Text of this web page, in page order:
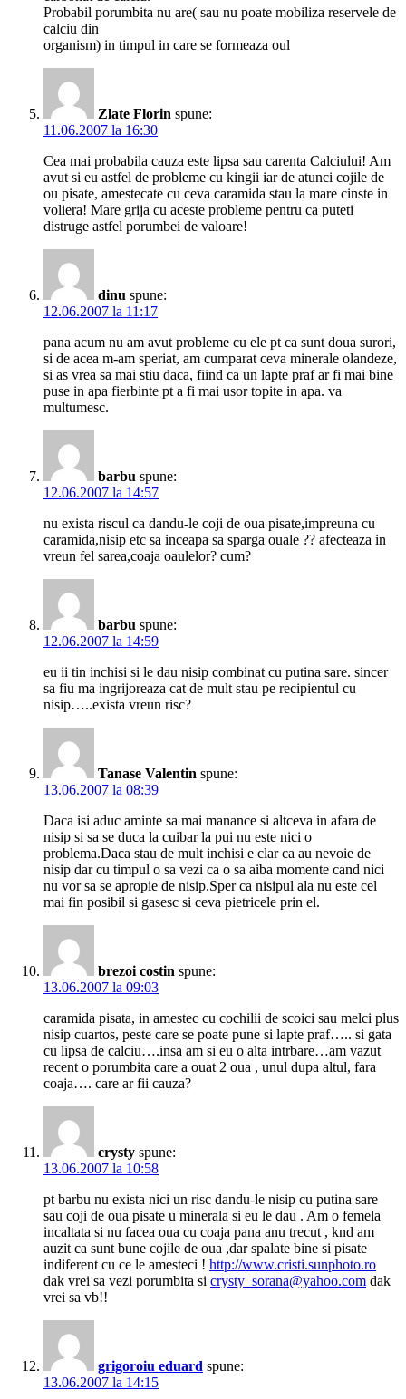
Probabil porumbita nu are( sau nu poate mobiliza reservele de
calciu din
organism) in timpul in care se formeaza oul
Zlate Florin spune:
11.06.2007 la 16:30
Cea mai probabila cauza este lipsa sau carenta Calciului! Am
avut si eu astfel de probleme cu kingii iar de atunci cojile de
ou pisate, amestecate cu ceva caramida stau la mare cinste in
voliera! Mare grija cu aceste probleme pentru ca puteti
distruge astfel porumbei de valoare!
dinu spune:
12.06.2007 la 11:17
pana acum nu am avut probleme cu ele pt ca sunt doua surori,
si de acea m-am speriat, am cumparat ceva minerale olandeze,
si as vrea sa mai stiu daca, fiind ca un lapte praf ar fi mai bine
puse in apa fierbinte pt a fi mai usor topite in apa. va
multumesc.
barbu spune:
12.06.2007 la 14:57
nu exista riscul ca dandu-le coji de oua pisate,impreuna cu
caramida,nisip etc sa inceapa sa sparga ouale ?? afecteaza in
vreun fel sarea,coaja oaulelor? cum?
barbu spune:
12.06.2007 la 14:59
eu ii tin inchisi si le dau nisip combinat cu putina sare. sincer
sa fiu ma ingrijoreaza cat de mult stau pe recipientul cu
nisip…..exista vreun risc?
Tanase Valentin spune:
13.06.2007 la 08:39
Daca isi aduc aminte sa mai manance si altceva in afara de
nisip si sa se duca la cuibar la pui nu este nici o
problema.Daca stau de mult inchisi e clar ca au nevoie de
nisip dar cu timpul o sa vezi ca o sa aiba momente cand nici
nu vor sa se apropie de nisip.Sper ca nisipul ala nu este cel
mai fin posibil si gasesc si ceva pietricele prin el.
brezoi costin spune:
13.06.2007 la 09:03
caramida pisata, in amestec cu cochilii de scoici sau melci plus
nisip cuartos, peste care se poate pune si lapte praf….. si gata
cu lipsa de calciu….insa am si eu o alta intrbare…am vazut
recent o porumbita care a ouat 2 oua , unul dupa altul, fara
coaja…. care ar fii cauza?
crysty spune:
13.06.2007 la 10:58
pt barbu nu exista nici un risc dandu-le nisip cu putina sare
sau coji de oua pisate u minerala si eu le dau . Am o femela
incaltata si nu facea oua cu coaja pana anu trecut , knd am
auzit ca sunt bune cojile de oua ,dar spalate bine si pisate
indiferent cu ce le amesteci ! http://www.cristi.sunphoto.ro
dak vrei sa vezi porumbita si crysty_sorana@yahoo.com dak
vrei sa vb!!
grigoroiu eduard spune:
13.06.2007 la 14:15